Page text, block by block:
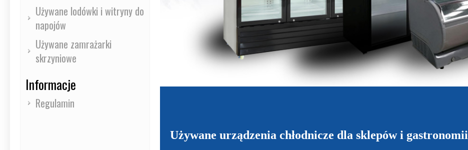
Używane lodówki i witryny do
napojów
Używane zamrażarki
skrzyniowe
Informacje
Regulamin
Używane urządzenia chłodnicze dla sklepów i gastronomii